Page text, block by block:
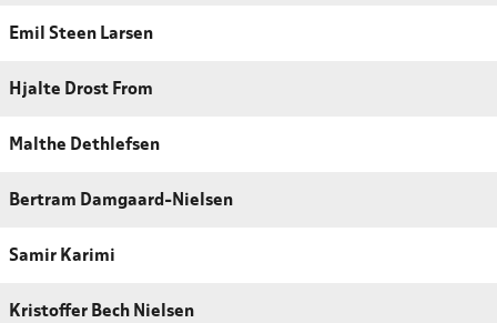
Emil Steen Larsen
Hjalte Drost From
Malthe Dethlefsen
Bertram Damgaard-Nielsen
Samir Karimi
Kristoffer Bech Nielsen